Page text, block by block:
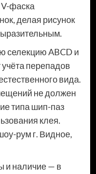
фаска
делая рисунок
селекцию ABCD и
учёта перепадов
вида.
не должен
типа шип-паз
клея.
рум г. Видное,
и наличие — в